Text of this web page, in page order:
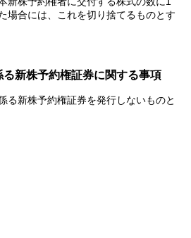
場合には、これを切り捨てるものとす
る新株予約権証券に関する事項
る新株予約権証券を発行しないものと